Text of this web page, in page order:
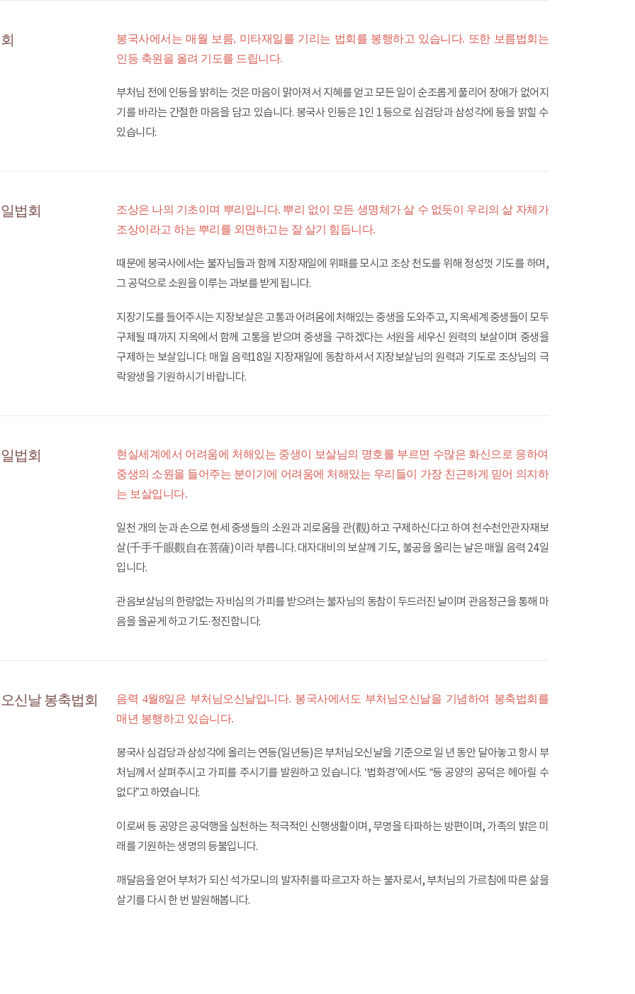
봉국사에서는 매월 보름, 미타재일를 기리는 법회를 봉행하고 있습니다. 또한 보름법회는
인등 축원을 올려 기도를 드립니다.
부처님 전에 인등을 밝히는 것은 마음이 맑아져서 지혜를 얻고 모든 일이 순조롭게 풀리어 장애가 없어지
기를 바라는 간절한 마음을 담고 있습니다. 봉국사 인등은 1인 1등으로 심검당과 삼성각에 등을 밝힐 수
있습니다.
법회
조상은 나의 기초이며 뿌리입니다. 뿌리 없이 모든 생명체가 살 수 없듯이 우리의 삶 자체가
조상이라고 하는 뿌리를 외면하고는 잘 살기 힘듭니다.
때문에 봉국사에서는 불자님들과 함께 지장재일에 위패를 모시고 조상 천도를 위해 정성껏 기도를 하며,
그 공덕으로 소원을 이루는 과보를 받게 됩니다.
지장기도를 들어주시는 지장보살은 고통과 어려움에 처해있는 중생을 도와주고, 지옥세계 중생들이 모두
구제될 때까지 지옥에서 함께 고통을 받으며 중생을 구하겠다는 서원을 세우신 원력의 보살이며 중생을
구제하는 보살입니다. 매월 음력18일 지장재일에 동참하셔서 지장보살님의 원력과 기도로 조상님의 극
락왕생을 기원하시기 바랍니다.
법회
현실세계에서 어려움에 처해있는 중생이 보살님의 명호를 부르면 수많은 화신으로 응하여
중생의 소원을 들어주는 분이기에 어려움에 처해있는 우리들이 가장 친근하게 믿어 의지하
는 보살입니다.
일천 개의 눈과 손으로 현세 중생들의 소원과 괴로움을 관(觀)하고 구제하신다고 하여 천수천안관자재보
살(千手千眼觀自在菩薩)이라 부릅니다. 대자대비의 보살께 기도, 불공을 올리는 날은 매월 음력 24일
입니다.
관음보살님의 한량없는 자비심의 가피를 받으려는 불자님의 동참이 두드러진 날이며 관음정근을 통해 마
음을 올곧게 하고 기도·정진합니다.
신날 봉축법회
음력 4월8일은 부처님오신날입니다. 봉국사에서도 부처님오신날을 기념하여 봉축법회를
매년 봉행하고 있습니다.
봉국사 심검당과 삼성각에 올리는 연등(일년등)은 부처님오신날을 기준으로 일 년 동안 달아놓고 항시 부
처님께서 살펴주시고 가피를 주시기를 발원하고 있습니다. ‘법화경’에서도 “등 공양의 공덕은 헤아릴 수
없다”고 하였습니다.
이로써 등 공양은 공덕행을 실천하는 적극적인 신행생활이며, 무명을 타파하는 방편이며, 가족의 밝은 미
래를 기원하는 생명의 등불입니다.
깨달음을 얻어 부처가 되신 석가모니의 발자취를 따르고자 하는 불자로서, 부처님의 가르침에 따른 삶을
살기를 다시 한 번 발원해봅니다.